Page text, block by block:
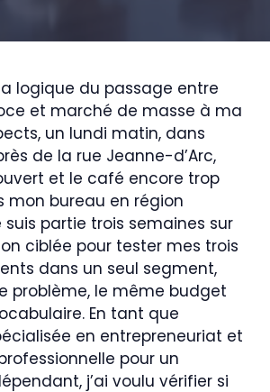
logique du passage entre
et marché de masse à ma
un lundi matin, dans
de la rue Jeanne-d’Arc,
et le café encore trop
mon bureau en région
suis partie trois semaines sur
ciblée pour tester mes trois
dans un seul segment,
problème, le même budget
En tant que
en entrepreneuriat et
pour un
j’ai voulu vérifier si